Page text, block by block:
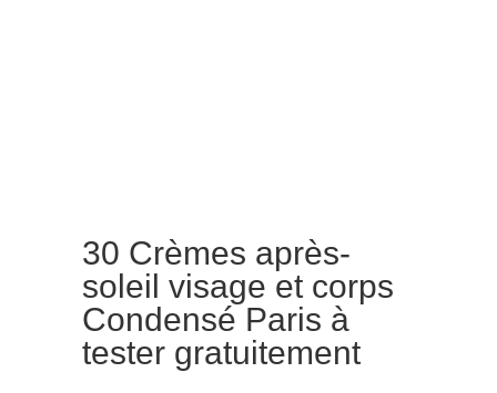
30 Crèmes après-
soleil visage et corps
Condensé Paris à
tester gratuitement